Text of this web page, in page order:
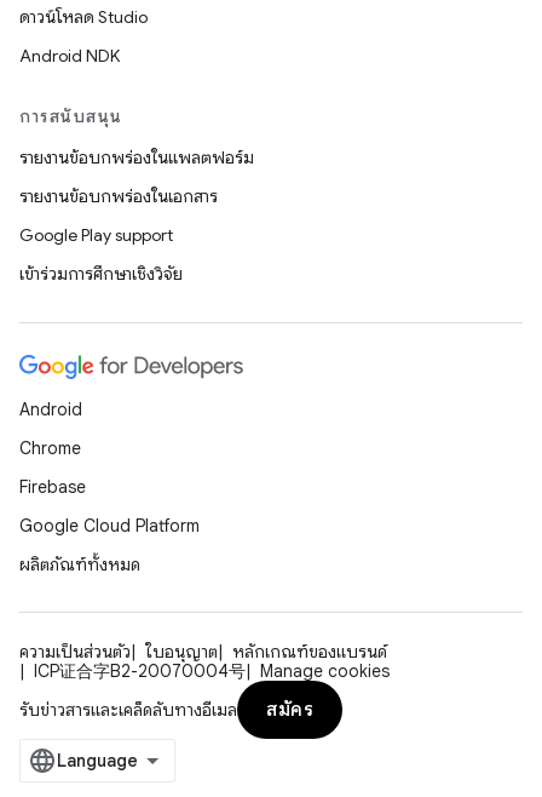
ดาวน์โหลด Studio
Android NDK
การสนับสนุน
รายงานข้อบกพร่องในแพลตฟอร์ม
รายงานข้อบกพร่องในเอกสาร
Google Play support
เข้าร่วมการศึกษาเชิงวิจัย
Android
Chrome
Firebase
Google Cloud Platform
ผลิตภัณฑ์ทั้งหมด
ความเป็นส่วนตัว ใบอนุญาต
หลักเกณฑ์ของแบรนด์
ICP证合字B2-20070004号
Manage cookies
รับข่าวสารและเคล็ดลับทางอีเมล
สมัคร